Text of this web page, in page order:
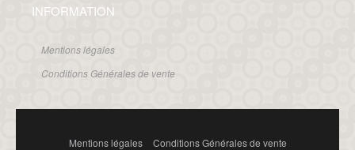
INFORMATION
Mentions légales
Conditions Générales de vente
Mentions légales Conditions Générales de vente